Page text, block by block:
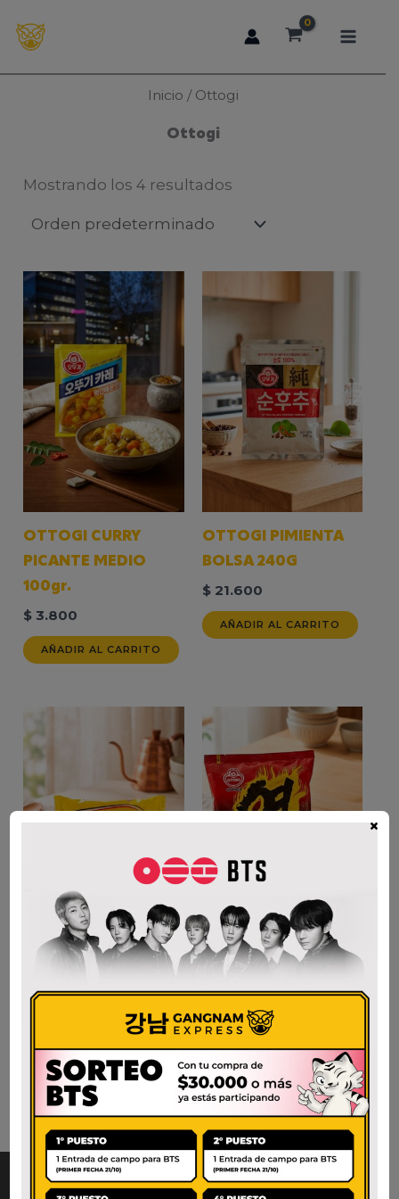
Inicio / Ottogi
Ottogi
Mostrando los 4 resultados
OTTOGI CURRY
PICANTE MEDIO
100gr.
$ 3.800
AÑADIR AL CARRITO
OTTOGI PIMIENTA
BOLSA 240G
$21.600
AÑADIR AL CARRITO
PLAIN INSTANT
NOODLE
AÑADIR AL CARRITO
$1.900
AÑADIR AL CARRITO
×